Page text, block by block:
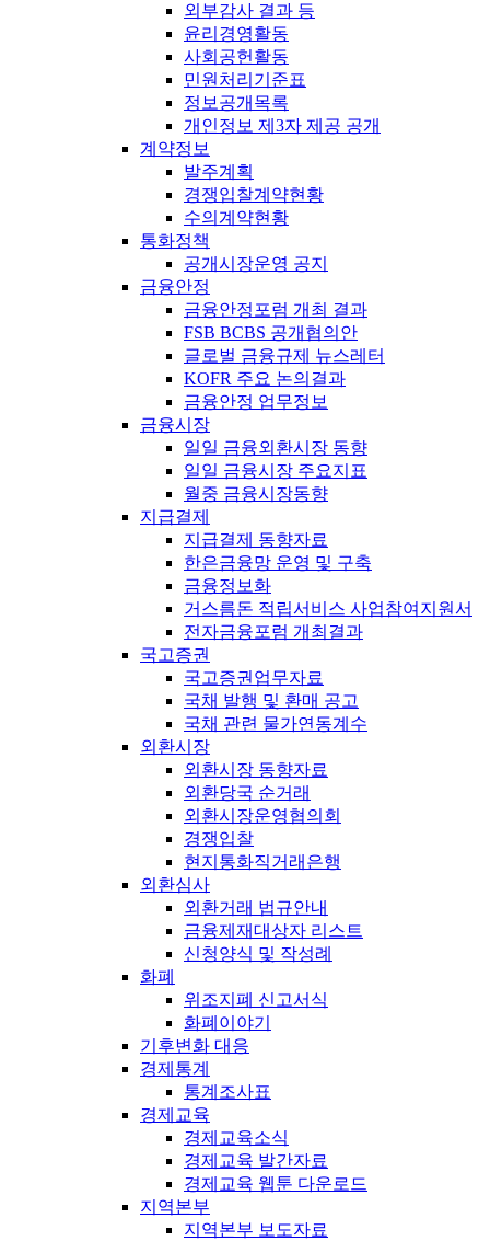
외부감사 결과 등
윤리경영활동
사회공헌활동
민원처리기준표
정보공개목록
개인정보 제3자 제공 공개
계약정보
발주계획
경쟁입찰계약현황
수의계약현황
통화정책
공개시장운영 공지
금융안정
금융안정포럼 개최 결과
FSB BCBS 공개협의안
글로벌 금융규제 뉴스레터
KOFR 주요 논의결과
금융안정 업무정보
금융시장
일일 금융외환시장 동향
일일 금융시장 주요지표
월중 금융시장동향
지급결제
지급결제 동향자료
한은금융망 운영 및 구축
금융정보화
거스름돈 적립서비스 사업참여지원서
전자금융포럼 개최결과
국고증권
국고증권업무자료
국채 발행 및 환매 공고
국채 관련 물가연동계수
외환시장
외환시장 동향자료
외환당국 순거래
외환시장운영협의회
경쟁입찰
현지통화직거래은행
외환심사
외환거래 법규안내
금융제재대상자 리스트
신청양식 및 작성례
화폐
위조지폐 신고서식
화폐이야기
기후변화 대응
경제통계
통계조사표
경제교육
경제교육소식
경제교육 발간자료
경제교육 웹툰 다운로드
지역본부
지역본부 보도자료